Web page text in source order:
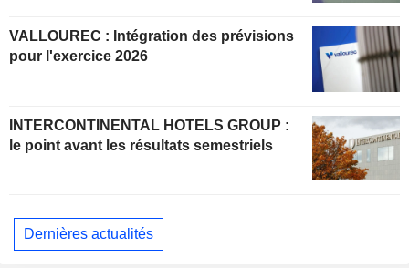
VALLOUREC : Intégration des prévisions
pour l'exercice 2026
INTERCONTINENTAL HOTELS GROUP :
le point avant les résultats semestriels
Dernières actualités